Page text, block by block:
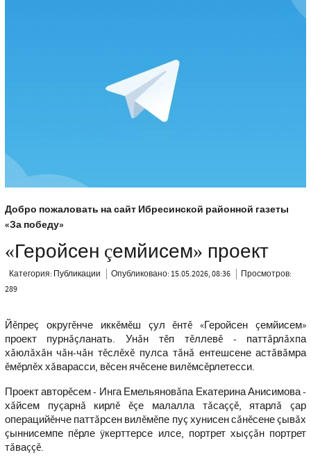
Добро пожаловать на сайт Ибресинской районной газеты
«За победу»
«Геройсен çемйисем» проект
Категория: Публикации Опубликовано: 15.05.2026, 08:36
Просмотров:
289
Йĕпреç округĕнче иккĕмĕш çул ĕнтĕ «Геройсен çемйисем»
проект пурнăçланать. Унăн тĕп тĕллевĕ - паттăрлăхпа
хăюлăхăн чăн-чăн тĕслĕхĕ пулса тăнă ентешсене астăвăмра
ĕмĕрлĕх хăварасси, вĕсен ячĕсене вилĕмсĕрлетесси.
Проект авторĕсем - Инга Емельяновăпа Екатерина Анисимова -
хăйсем пуçарнă кирлĕ ĕçе малалла тăсаççĕ, ятарлă çар
операцийĕнче паттăрсен вилĕмĕпе пуç хунисен сăнĕсене çывăх
çыннисемпе пĕрле ÿкерттерсе илсе, портрет хыççăн портрет
тăваççĕ.